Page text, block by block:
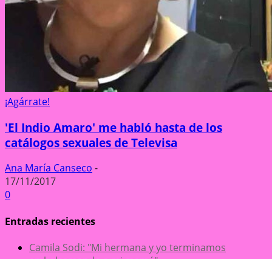
¡Agárrate!
'El Indio Amaro' me habló hasta de los
catálogos sexuales de Televisa
Ana María Canseco -
17/11/2017
0
Entradas recientes
Camila Sodi: "Mi hermana y yo terminamos